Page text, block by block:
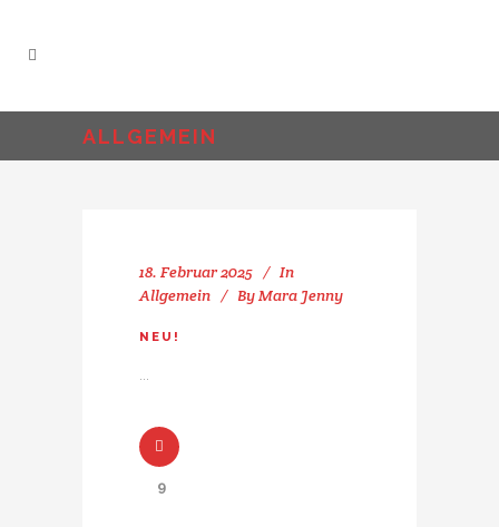
ALLGEMEIN
18. Februar 2025
In
Allgemein
ByMara Jenny
NEU!
...
9